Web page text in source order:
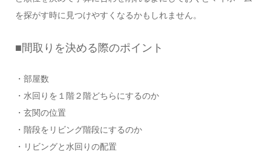
を探がす時に見つけやすくなるかもしれません。
■間取りを決める際のポイント
・部屋数
・水回りを１階２階どちらにするのか
・玄関の位置
・階段をリビング階段にするのか
・リビングと水回りの配置